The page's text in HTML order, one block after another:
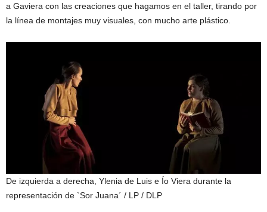
a Gaviera con las creaciones que hagamos en el taller, tirando por
la línea de montajes muy visuales, con mucho arte plástico.
De izquierda a derecha, Ylenia de Luis e Ío Viera durante la
representación de `Sor Juana´ / LP / DLP